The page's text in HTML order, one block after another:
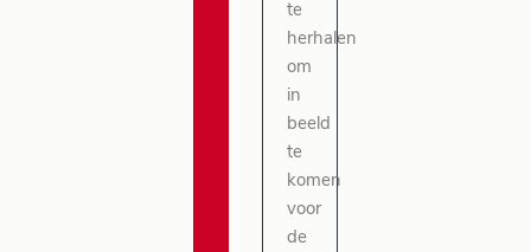
te
herhalen
om
in
beeld
te
komen
voor
de